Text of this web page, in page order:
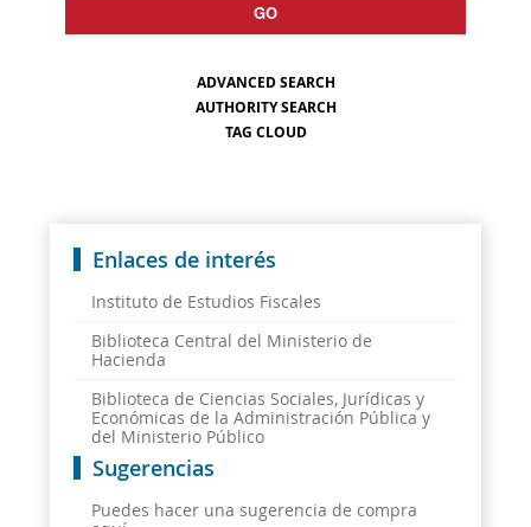
GO
ADVANCED SEARCH
AUTHORITY SEARCH
TAG CLOUD
Enlaces de interés
Instituto de Estudios Fiscales
Biblioteca Central del Ministerio de
Hacienda
Biblioteca de Ciencias Sociales, Jurídicas y
Económicas de la Administración Pública y
del Ministerio Público
Sugerencias
Puedes hacer una sugerencia de compra